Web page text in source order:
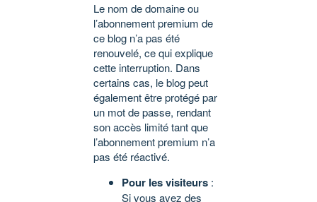
Le nom de domaine ou
l’abonnement premium de
ce blog n’a pas été
renouvelé, ce qui explique
cette interruption. Dans
certains cas, le blog peut
également être protégé par
un mot de passe, rendant
son accès limité tant que
l’abonnement premium n’a
pas été réactivé.
Pour les visiteurs :
Si vous avez des